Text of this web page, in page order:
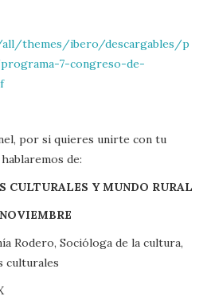
themes/ibero/descargables/p
7-congreso-de-
por si quieres unirte con tu
de:
CULTURALES Y MUNDO RURAL
Rodero, Socióloga de la cultura,
culturales